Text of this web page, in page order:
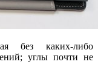
без каких-либо
углы почти не